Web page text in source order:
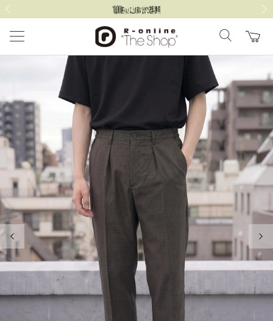
前の画像